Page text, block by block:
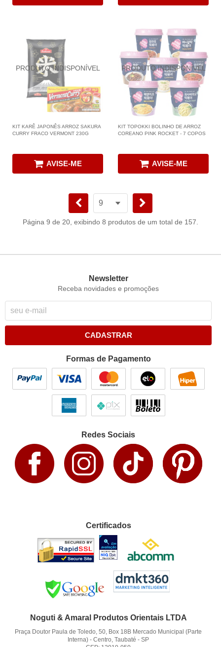
KIT KARÊ JAPONÊS ARROZ SAKURA
CURRY FRACO VERMONT 230G
AVISE-ME
KIT TOPOKKI BOLINHO DE ARROZ
COREANO PINK ROCKET - 7 COPOS
AVISE-ME
Página 9 de 20, exibindo 8 produtos de um total de 157.
Newsletter
Receba novidades e promoções
CADASTRAR
Formas de Pagamento
Redes Sociais
Certificados
Noguti & Amaral Produtos Orientais LTDA
Praça Doutor Paula de Toledo, 50, Box 18B Mercado Municipal (Parte
Interna) -Centro, Taubaté -SP